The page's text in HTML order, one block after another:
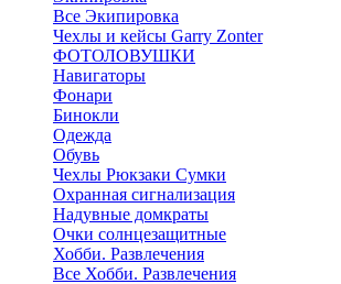
Все Экипировка
Чехлы и кейсы Garry Zonter
ФОТОЛОВУШКИ
Навигаторы
Фонари
Бинокли
Одежда
Обувь
Чехлы Рюкзаки Сумки
Охранная сигнализация
Надувные домкраты
Очки солнцезащитные
Хобби. Развлечения
Все Хобби. Развлечения